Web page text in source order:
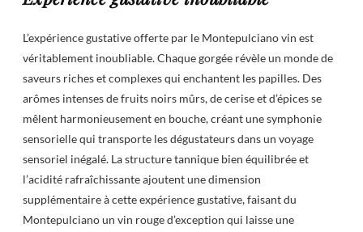
L’expérience gustative offerte par le Montepulciano vin est
véritablement inoubliable. Chaque gorgée révèle un monde de
saveurs riches et complexes qui enchantent les papilles. Des
arômes intenses de fruits noirs mûrs, de cerise et d’épices se
mêlent harmonieusement en bouche, créant une symphonie
sensorielle qui transporte les dégustateurs dans un voyage
sensoriel inégalé. La structure tannique bien équilibrée et
l’acidité rafraîchissante ajoutent une dimension
supplémentaire à cette expérience gustative, faisant du
Montepulciano un vin rouge d’exception qui laisse une